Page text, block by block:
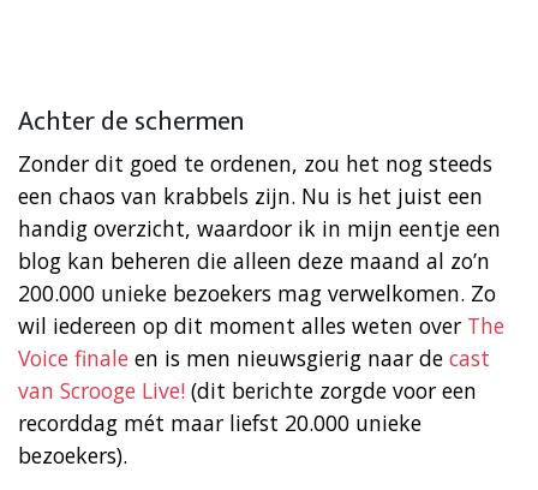
Achter de schermen
Zonder dit goed te ordenen, zou het nog steeds
een chaos van krabbels zijn. Nu is het juist een
handig overzicht, waardoor ik in mijn eentje een
blog kan beheren die alleen deze maand al zo’n
200.000 unieke bezoekers mag verwelkomen. Zo
wil iedereen op dit moment alles weten over The
Voice finale en is men nieuwsgierig naar de cast
van Scrooge Live! (dit berichte zorgde voor een
recorddag mét maar liefst 20.000 unieke
bezoekers).